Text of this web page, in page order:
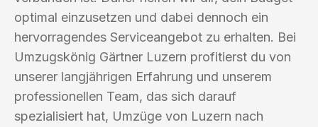
optimal einzusetzen und dabei dennoch ein
hervorragendes Serviceangebot zu erhalten. Bei
Umzugskönig Gärtner Luzern profitierst du von
unserer langjährigen Erfahrung und unserem
professionellen Team, das sich darauf
spezialisiert hat, Umzüge von Luzern nach